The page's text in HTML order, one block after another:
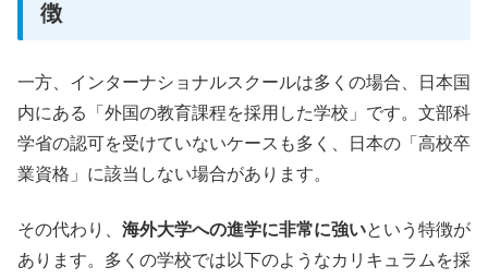
徴
一方、インターナショナルスクールは多くの場合、日本国
内にある「外国の教育課程を採用した学校」です。文部科
学省の認可を受けていないケースも多く、日本の「高校卒
業資格」に該当しない場合があります。
その代わり、 海外大学への進学に非常に強いという特徴が
あります。多くの学校では以下のようなカリキュラムを採